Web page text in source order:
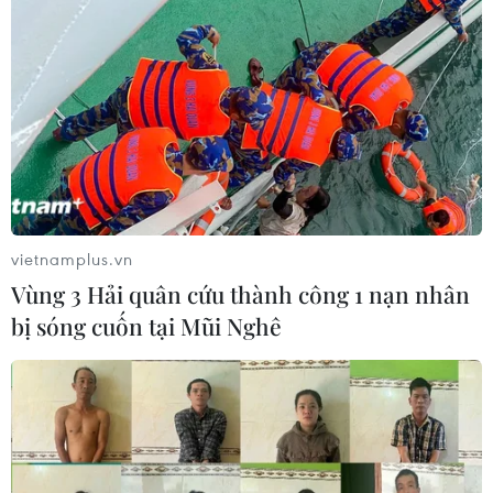
sẽ thăm cấp Nhà nước tới Australia và
New Zealand
06/08/2026 04:30
Mỹ phát tín hiệu ủng hộ ổn định
đồng won của Hàn Quốc
05/08/2026 23:26
Nhật Bản: Nội các thông qua chính
sách giảm thuế tiêu thụ thực phẩm
xuống 1%
05/08/2026 15:30
Việt Nam-Ấn Độ thúc đẩy hiện thực
vietnamplus.vn
Vùng 3 Hải quân cứu thành công 1 nạn nhân
bị sóng cuốn tại Mũi Nghê